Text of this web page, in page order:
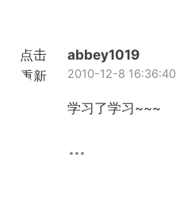
点击
重新
abbey1019
2010-12-8 16:36:40
学习了学习~~~